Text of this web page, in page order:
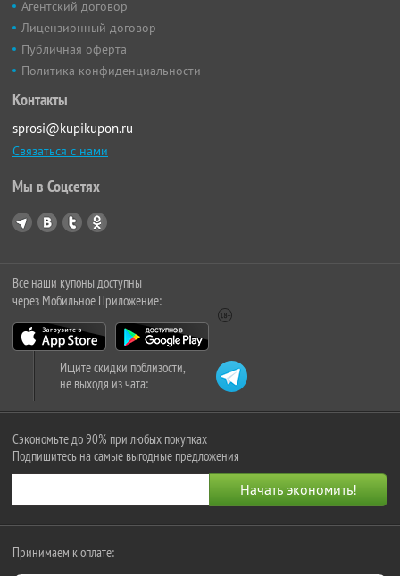
Агентский договор
Лицензионный договор
Публичная оферта
Политика конфиденциальности
Контакты
sprosi@kupikupon.ru
Связаться с нами
Мы в Соцсетях
Все наши купоны доступны
через Мобильное Приложение:
Ищите скидки поблизости,
не выходя из чата:
Сэкономьте до 90% при любых покупках
Подпишитесь на самые выгодные предложения
Принимаем к оплате: